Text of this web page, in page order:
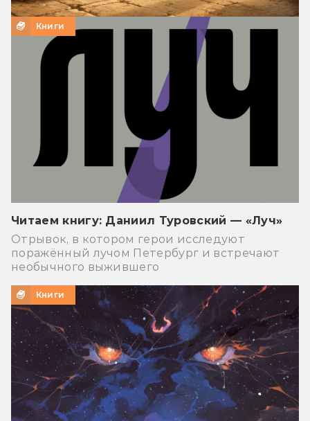
Книги
Читаем книгу: Даниил Туровский — «Луч»
Отрывок, в котором герои исследуют
поражённый лучом Петербург и встречают
необычного выжившего
Книги